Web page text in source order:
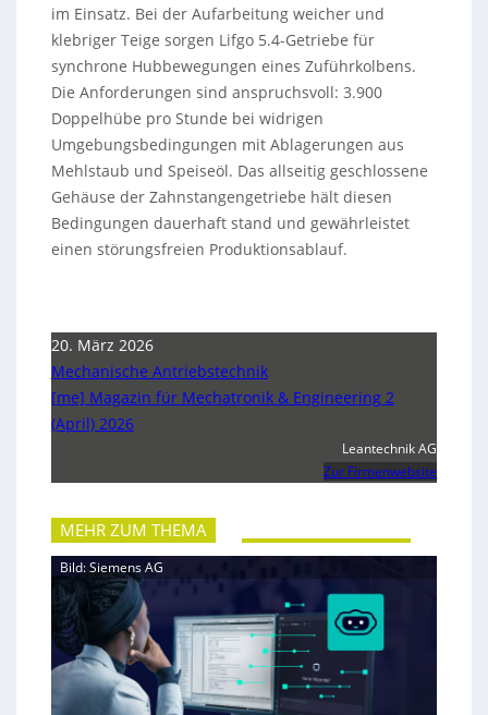
im Einsatz. Bei der Aufarbeitung weicher und
klebriger Teige sorgen Lifgo 5.4-Getriebe für
synchrone Hubbewegungen eines Zuführkolbens.
Die Anforderungen sind anspruchsvoll: 3.900
Doppelhübe pro Stunde bei widrigen
Umgebungsbedingungen mit Ablagerungen aus
Mehlstaub und Speiseöl. Das allseitig geschlossene
Gehäuse der Zahnstangengetriebe hält diesen
Bedingungen dauerhaft stand und gewährleistet
einen störungsfreien Produktionsablauf.
20. März 2026
Mechanische Antriebstechnik
[me] Magazin für Mechatronik & Engineering 2
(April) 2026
Leantechnik AG
Zur Firmenwebsite
MEHR ZUM THEMA
Bild: Siemens AG